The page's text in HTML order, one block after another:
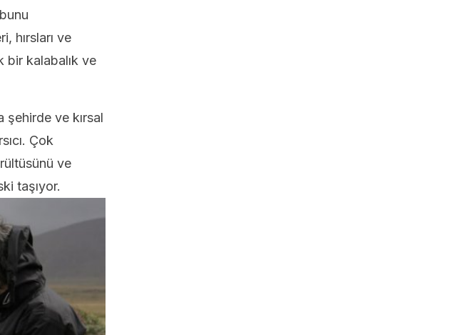
hırsları ve
bir kalabalık ve
şehirde ve kırsal
Çok
ve
taşıyor.